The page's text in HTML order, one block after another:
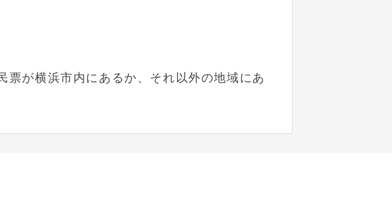
が横浜市内にあるか、それ以外の地域にあ